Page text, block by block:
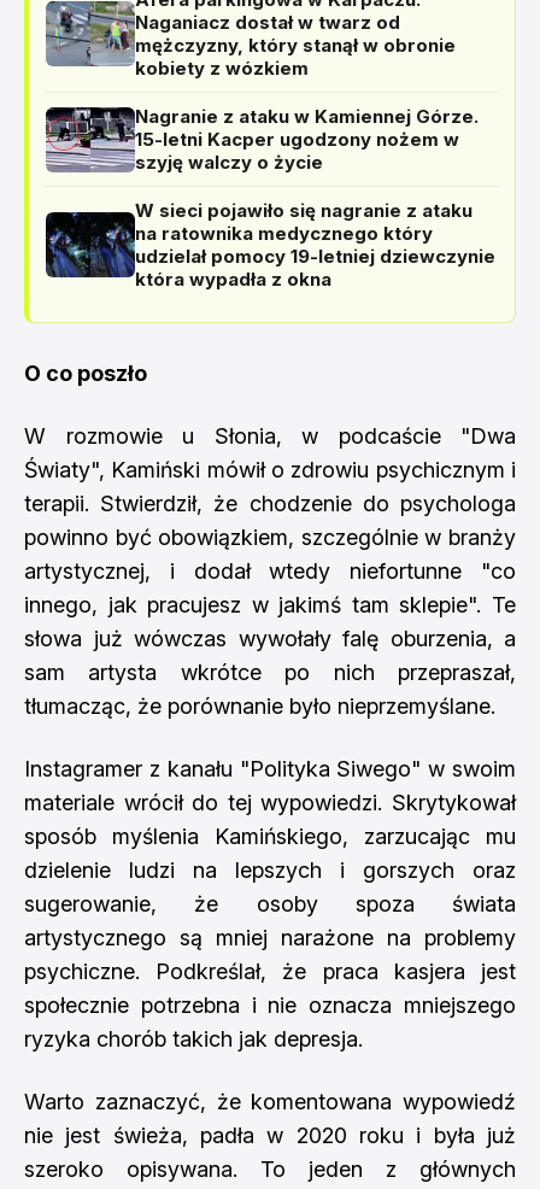
Naganiacz dostał w twarz od
mężczyzny, który stanął w obronie
kobiety z wózkiem
Nagranie z ataku w Kamiennej Górze.
15-letni Kacper ugodzony nożem w
szyję walczy o życie
W sieci pojawiło się nagranie z ataku
na ratownika medycznego który
udzielał pomocy 19-letniej dziewczynie
która wypadła z okna
O co poszło
W rozmowie u Słonia, w podcaście "Dwa
Światy", Kamiński mówił o zdrowiu psychicznym i
terapii. Stwierdził, że chodzenie do psychologa
powinno być obowiązkiem, szczególnie w branży
artystycznej, i dodał wtedy niefortunne "co
innego, jak pracujesz w jakimś tam sklepie". Te
słowa już wówczas wywołały falę oburzenia, a
sam artysta wkrótce po nich przepraszał,
tłumacząc, że porównanie było nieprzemyślane.
Instagramer z kanału "Polityka Siwego" w swoim
materiale wrócił do tej wypowiedzi. Skrytykował
sposób myślenia Kamińskiego, zarzucając mu
dzielenie ludzi na lepszych i gorszych oraz
sugerowanie, że osoby spoza świata
artystycznego są mniej narażone na problemy
psychiczne. Podkreślał, że praca kasjera jest
społecznie potrzebna i nie oznacza mniejszego
ryzyka chorób takich jak depresja.
Warto zaznaczyć, że komentowana wypowiedź
nie jest świeża, padła w 2020 roku i była już
szeroko opisywana. To jeden z głównych